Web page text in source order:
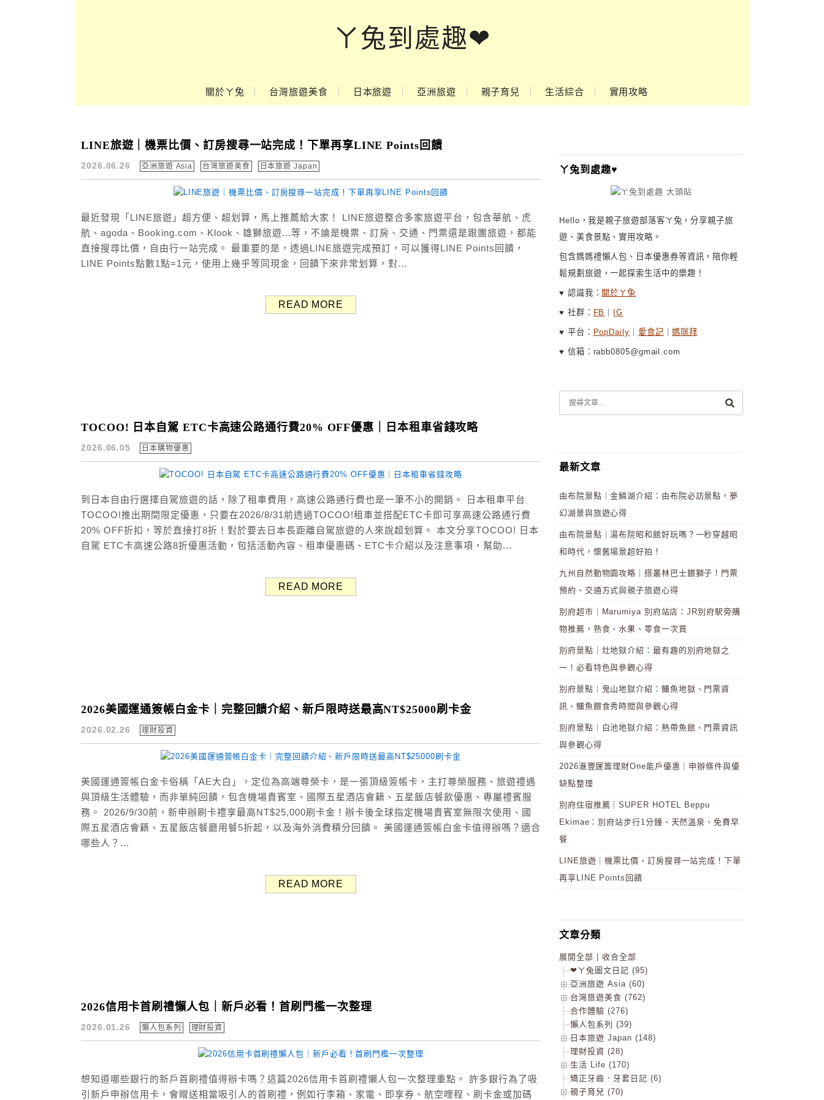
ㄚ兔到處趣❤
關於ㄚ兔 台灣旅遊美食 日本旅遊 亞洲旅遊 親子育兒 生活綜合 實用攻略
旅遊優惠
LINE旅遊｜機票比價、訂房搜尋一站完成！下單再享LINE Points回饋
2026.06.26 亞洲旅遊 Asia 台灣旅遊美食 日本旅遊 Japan
最近發現「LINE旅遊」超方便、超划算，馬上推薦給大家！ LINE旅遊整合多家旅遊平台，包含華航、虎
航、agoda、Booking.com、Klook、雄獅旅遊...等，不論是機票、訂房、交通、門票還是跟團旅遊，都能
直接搜尋比價，自由行一站完成。 最重要的是，透過LINE旅遊完成預訂，可以獲得LINE Points回饋，
LINE Points點數1點=1元，使用上幾乎等同現金，回饋下來非常划算，對...
READ MORE
TOCOO! 日本自駕 ETC卡高速公路通行費20% OFF優惠｜日本租車省錢攻略
2026.06.05 日本購物優惠
到日本自由行選擇自駕旅遊的話，除了租車費用，高速公路通行費也是一筆不小的開銷。 日本租車平台
TOCOO!推出期間限定優惠，只要在2026/8/31前透過TOCOO!租車並搭配ETC卡即可享高速公路通行費
20% OFF折扣，等於直接打8折！對於要去日本長距離自駕旅遊的人來說超划算。 本文分享TOCOO! 日本
自駕 ETC卡高速公路8折優惠活動，包括活動內容、租車優惠碼、ETC卡介紹以及注意事項，幫助...
READ MORE
2026美國運通簽帳白金卡｜完整回饋介紹、新戶限時送最高NT$25000刷卡金
2026.02.26 理財投資
美國運通簽帳白金卡俗稱「AE大白」，定位為高端尊榮卡，是一張頂級簽帳卡，主打尊榮服務、旅遊禮遇
與頂級生活體驗，而非單純回饋，包含機場貴賓室、國際五星酒店會籍、五星飯店餐飲優惠、專屬禮賓服
務。 2026/9/30前，新申辦刷卡禮享最高NT$25,000刷卡金！辦卡後全球指定機場貴賓室無限次使用、國
際五星酒店會籍、五星飯店餐廳用餐5折起，以及海外消費積分回饋。 美國運通簽帳白金卡值得辦嗎？適合
哪些人？...
READ MORE
2026信用卡首刷禮懶人包｜新戶必看！首刷門檻一次整理
2026.01.26 懶人包系列 理財投資
想知道哪些銀行的新戶首刷禮值得辦卡嗎？這篇2026信用卡首刷禮懶人包一次整理重點。 許多銀行為了吸
引新戶申辦信用卡，會贈送相當吸引人的首刷禮，例如行李箱、家電、即享券、航空哩程、刷卡金或加碼
ㄚ兔到處趣♥
Hello，我是親子旅遊部落客ㄚ兔，分享親子旅
遊、美食景點、實用攻略。
包含媽媽禮懶人包、日本優惠券等資訊，陪你輕
鬆規劃旅遊，一起探索生活中的樂趣！
♥ 認識我： 關於ㄚ兔
♥ 社群： FB IG
♥ 平台： PopDaily 愛食記 ｜媽咪拜
♥ 信箱：rabb0805@gmail.com
最新文章
由布院景點｜金鱗湖介紹：由布院必訪景點，夢
幻湖景與旅遊心得
由布院景點｜湯布院昭和館好玩嗎？一秒穿越昭
和時代，懷舊場景超好拍！
九州自然動物園攻略｜搭叢林巴士餵獅子！門票
預約、交通方式與親子旅遊心得
別府超市｜Marumiya 別府站店：JR別府駅旁購
物推薦，熟食、水果、零食一次買
別府景點｜灶地獄介紹：最有趣的別府地獄之
一！必看特色與參觀心得
別府景點｜鬼山地獄介紹：鱷魚地獄、門票資
訊、鱷魚餵食秀時間與參觀心得
別府景點｜白池地獄介紹：熱帶魚館、門票資訊
與參觀心得
2026滙豐運籌理財One能戶優惠｜申辦條件與優
缺點整理
別府住宿推薦｜SUPER HOTEL Beppu
Ekimae：別府站步行1分鐘、天然溫泉、免費早
餐
LINE旅遊｜機票比價、訂房搜尋一站完成！下單
再享LINE Points回饋
文章分類
展開全部
收合全部
❤ㄚ兔圖文日記 (95)
亞洲旅遊 Asia (60)
台灣旅遊美食 (762)
合作體驗 (276)
懶人包系列 (39)
日本旅遊 Japan (148)
理財投資 (28)
生活 Life (170)
矯正牙齒．牙套日記 (6)
親子育兒 (70)